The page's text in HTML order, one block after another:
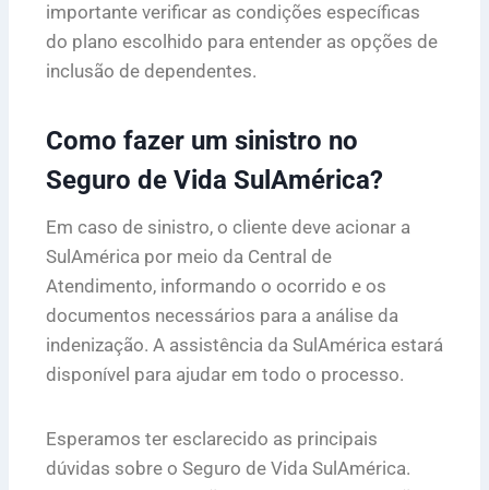
importante verificar as condições específicas
do plano escolhido para entender as opções de
inclusão de dependentes.
Como fazer um sinistro no
Seguro de Vida SulAmérica?
Em caso de sinistro, o cliente deve acionar a
SulAmérica por meio da Central de
Atendimento, informando o ocorrido e os
documentos necessários para a análise da
indenização. A assistência da SulAmérica estará
disponível para ajudar em todo o processo.
Esperamos ter esclarecido as principais
dúvidas sobre o Seguro de Vida SulAmérica.